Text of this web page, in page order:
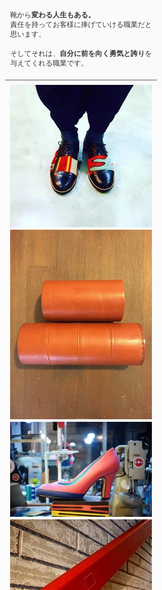
靴から変わる人生もある。
責任を持ってお客様に捧げていける職業だと
思います。
そしてそれは、 自分に前を向く勇気と誇り を
与えてくれる職業です。